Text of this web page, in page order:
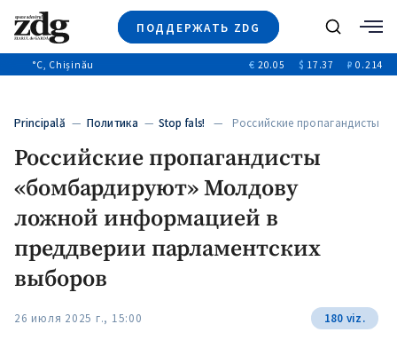
ПОДДЕРЖАТЬ ZDG
Новости
Расследования
Общество
+312
Поиск
°C, Chișinău € 20.05 $ 17.37 ₽ 0.214
Principală — Политика —Stop fals! — Российские пропагандисты
Российские пропагандисты
«бомбардируют» Молдову
ложной информацией в
преддверии парламентских
выборов
26 июля 2025 г., 15:00 180 viz.